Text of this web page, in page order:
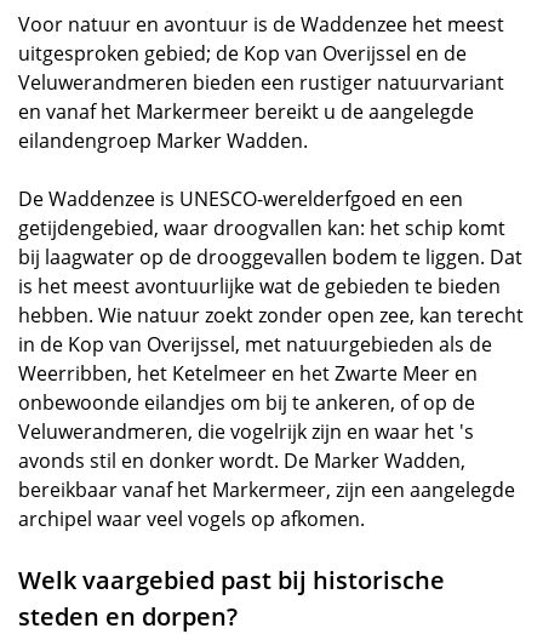
Voor natuur en avontuur is de Waddenzee het meest
uitgesproken gebied; de Kop van Overijssel en de
Veluwerandmeren bieden een rustiger natuurvariant
en vanaf het Markermeer bereikt u de aangelegde
eilandengroep Marker Wadden.
De Waddenzee is UNESCO-werelderfgoed en een
getijdengebied, waar droogvallen kan: het schip komt
bij laagwater op de drooggevallen bodem te liggen. Dat
is het meest avontuurlijke wat de gebieden te bieden
hebben. Wie natuur zoekt zonder open zee, kan terecht
in de Kop van Overijssel, met natuurgebieden als de
Weerribben, het Ketelmeer en het Zwarte Meer en
onbewoonde eilandjes om bij te ankeren, of op de
Veluwerandmeren, die vogelrijk zijn en waar het 's
avonds stil en donker wordt. De Marker Wadden,
bereikbaar vanaf het Markermeer, zijn een aangelegde
archipel waar veel vogels op afkomen.
Welk vaargebied past bij historische
steden en dorpen?